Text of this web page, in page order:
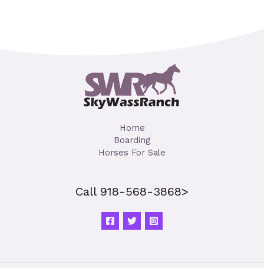
Home
Boarding
Horses For Sale
Call 918-568-3868>